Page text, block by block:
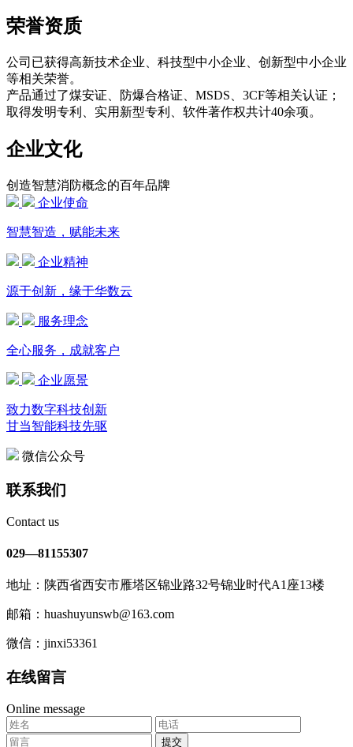
荣誉资质
公司已获得高新技术企业、科技型中小企业、创新型中小企业
等相关荣誉。
产品通过了煤安证、防爆合格证、MSDS、3CF等相关认证；
取得发明专利、实用新型专利、软件著作权共计40余项。
企业文化
创造智慧消防概念的百年品牌
企业使命
智慧智造，赋能未来
企业精神
源于创新，缘于华数云
服务理念
全心服务，成就客户
企业愿景
致力数字科技创新
甘当智能科技先驱
微信公众号
联系我们
Contact us
029—81155307
地址：陕西省西安市雁塔区锦业路32号锦业时代A1座13楼
邮箱：huashuyunswb@163.com
微信：jinxi53361
在线留言
Online message
提交